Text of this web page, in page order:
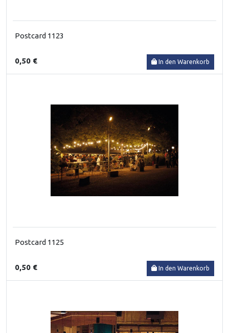
Postcard 1123
0,50 € In den Warenkorb
Postcard 1125
0,50 € In den Warenkorb